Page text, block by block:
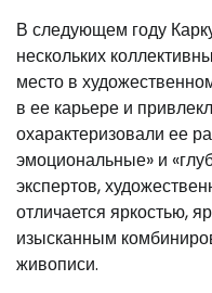
В следующем году
нескольких
место в
в ее карьере и
охарактеризовали ее
эмоциональные» и
экспертов,
отличается яркостью,
изысканным
живописи.